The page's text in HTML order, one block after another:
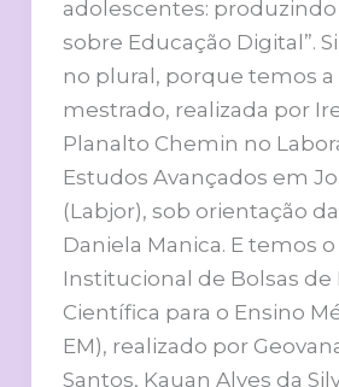
adolescentes:
sobre Educação Digital”.
no plural, porque temos a
mestrado, realizada por
Planalto Chemin no
Estudos Avançados em
(Labjor), sob orientação da
Daniela Manica. E temos
Institucional de Bolsas de
Científica para o Ensino
EM), realizado por
Santos, Kauan Alves da